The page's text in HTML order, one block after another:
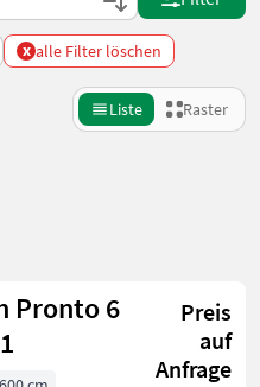
x alle Filter löschen
Liste Raster
Filter
Preis
auf
Anfrage